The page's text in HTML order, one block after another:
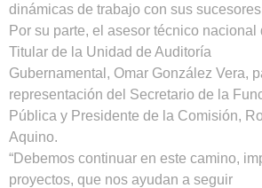
dinámicas de trabajo con sus
Por su parte, el asesor técnico nacional
Titular de la Unidad de Auditoría
Gubernamental, Omar González Vera,
representación del Secretario de la
Pública y Presidente de la Comisión,
Aquino.
“Debemos continuar en este camino,
proyectos, que nos ayudan a seguir